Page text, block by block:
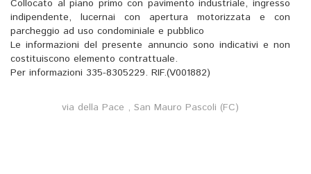
Collocato al piano primo con pavimento industriale, ingresso
indipendente, lucernai con apertura motorizzata e con
parcheggio ad uso condominiale e pubblico
Le informazioni del presente annuncio sono indicativi e non
costituiscono elemento contrattuale.
Per informazioni 335-8305229. RIF.(V001882)
via della Pace , San Mauro Pascoli (FC)